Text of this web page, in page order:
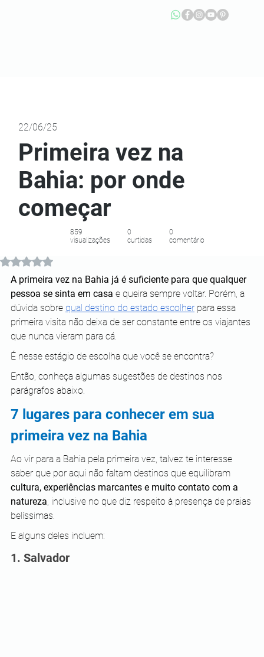
Avaliado com NaN de 5 estrelas.
A primeira vez na Bahia já é suficiente para que qualquer
pessoa se sinta em casa e queira sempre voltar. Porém, a
dúvida sobre qual destino do estado escolher para essa
primeira visita não deixa de ser constante entre os viajantes
que nunca vieram para cá.
É nesse estágio de escolha que você se encontra?
Então, conheça algumas sugestões de destinos nos
parágrafos abaixo.
7 lugares para conhecer em sua
primeira vez na Bahia
Ao vir para a Bahia pela primeira vez, talvez te interesse
saber que por aqui não faltam destinos que equilibram
cultura, experiências marcantes e muito contato com a
natureza, inclusive no que diz respeito à presença de praias
belíssimas.
E alguns deles incluem:
1. Salvador
859
visualizações
0
curtidas
0
comentário
Primeira vez na
Bahia: por onde
começar
22/06/25